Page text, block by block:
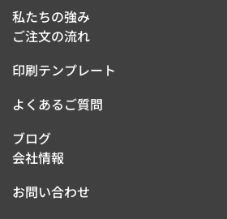
私たちの強み
ご注文の流れ
印刷テンプレート
よくあるご質問
ブログ
会社情報
お問い合わせ